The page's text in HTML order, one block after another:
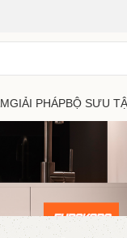
GIẢI PHÁPBỘ SƯU